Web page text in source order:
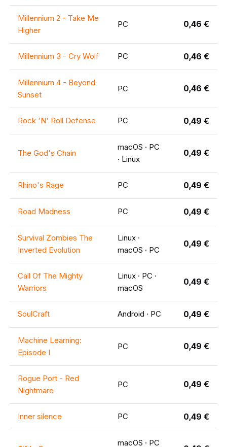
Millennium 2 - Take Me
Higher
PC 0,46 €
Millennium 3 - Cry Wolf PC 0,46 €
Millennium 4 - Beyond
Sunset
PC 0,46 €
Rock 'N' Roll Defense PC 0,49 €
The God's Chain
macOS · PC
· Linux
0,49 €
Rhino's Rage PC 0,49 €
Road Madness PC 0,49 €
Survival Zombies The
Inverted Evolution
Linux ·
macOS · PC
0,49 €
Call Of The Mighty
Warriors
Linux · PC ·
macOS
0,49 €
SoulCraft Android · PC 0,49 €
Machine Learning:
Episode I
PC 0,49 €
Rogue Port - Red
Nightmare
PC 0,49 €
Inner silence PC 0,49 €
macOS · PC